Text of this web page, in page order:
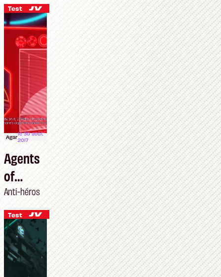
Test
Agar
le 30 août
2017
Agents
of
Mayhem
Anti-héros
Test